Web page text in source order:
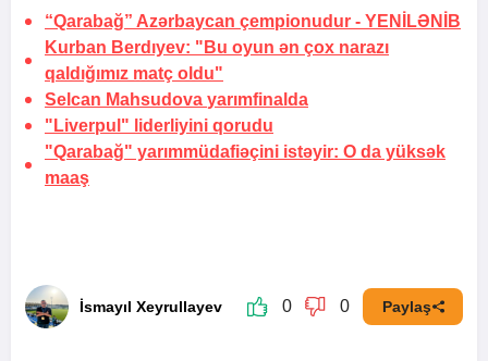
“Qarabağ” Azərbaycan çempionudur - YENİLƏNİB
Kurban Berdıyev: "Bu oyun ən çox narazı
qaldığımız matç oldu"
Selcan Mahsudova yarımfinalda
"Liverpul" liderliyini qorudu
"Qarabağ" yarımmüdafiəçini istəyir: O da yüksək
maaş
İsmayıl Xeyrullayev 0 0 Paylaş